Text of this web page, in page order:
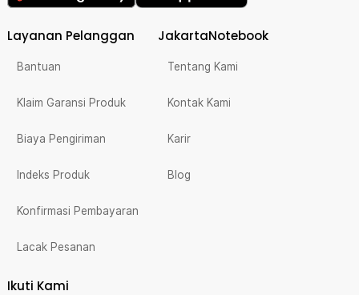
Layanan Pelanggan
Bantuan
Klaim Garansi Produk
Biaya Pengiriman
Indeks Produk
Konfirmasi Pembayaran
Lacak Pesanan
JakartaNotebook
Tentang Kami
Kontak Kami
Karir
Blog
Ikuti Kami